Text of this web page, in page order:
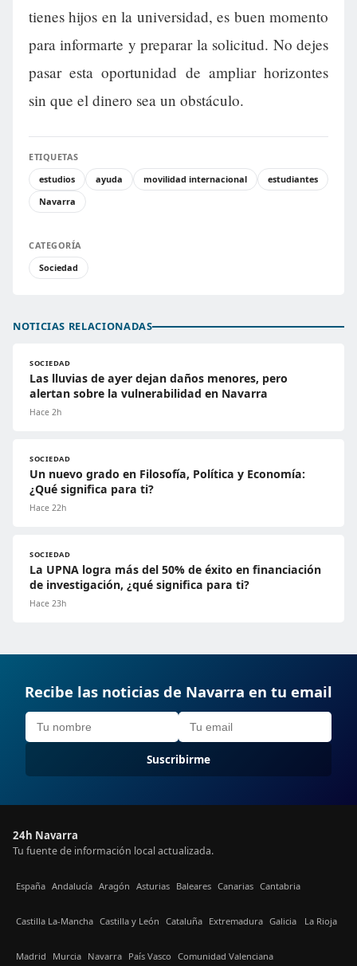
tienes hijos en la universidad, es buen momento
para informarte y preparar la solicitud. No dejes
pasar esta oportunidad de ampliar horizontes
sin que el dinero sea un obstáculo.
ETIQUETAS
estudios
ayuda movilidad internacional
estudiantes
Navarra
CATEGORÍA
Sociedad
NOTICIAS RELACIONADAS
SOCIEDAD
Las lluvias de ayer dejan daños menores, pero
alertan sobre la vulnerabilidad en Navarra
Hace 2h
SOCIEDAD
Un nuevo grado en Filosofía, Política y Economía:
¿Qué significa para ti?
Hace 22h
SOCIEDAD
La UPNA logra más del 50% de éxito en financiación
de investigación, ¿qué significa para ti?
Hace 23h
Recibe las noticias de Navarra en tu email
Suscribirme
24h Navarra
Tu fuente de información local actualizada.
España Andalucía Aragón Asturias Baleares Canarias Cantabria
Castilla La-Mancha Castilla y León Cataluña Extremadura Galicia La Rioja
Madrid Murcia Navarra País Vasco Comunidad Valenciana